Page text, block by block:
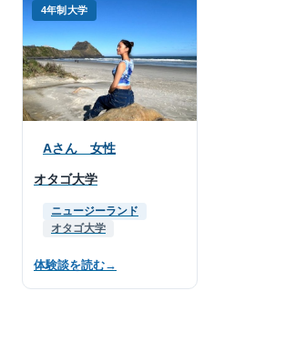
4年制大学
Aさん 女性
オタゴ大学
ニュージーランド
オタゴ大学
体験談を読む→